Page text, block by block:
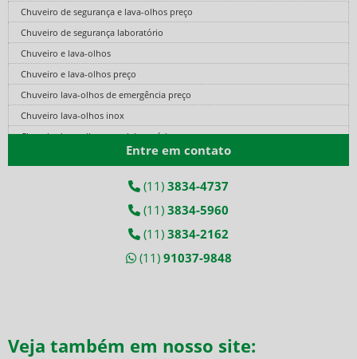
Chuveiro de segurança e lava-olhos preço
Chuveiro de segurança laboratório
Chuveiro e lava-olhos
Chuveiro e lava-olhos preço
Chuveiro lava-olhos de emergência preço
Chuveiro lava-olhos inox
Chuveiro lava-olhos para laboratório
Cilindro de ar comprimido fibra de carbono
Cilindro de ar fibra de carbono
Cilindro de ar respirável preço
Conjunto autônomo de ar respirável
Conjunto de ar mandado
Entre em contato
(11) 3834-4737
(11) 3834-5960
(11) 3834-2162
(11) 91037-9848
Veja também em nosso site: